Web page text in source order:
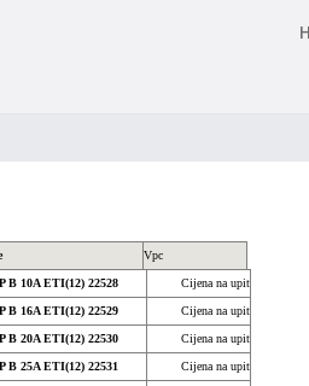
Vpc
B 10A ETI(12) 22528 Cijena na upit
B 16A ETI(12) 22529 Cijena na upit
B 20A ETI(12) 22530 Cijena na upit
B 25A ETI(12) 22531 Cijena na upit